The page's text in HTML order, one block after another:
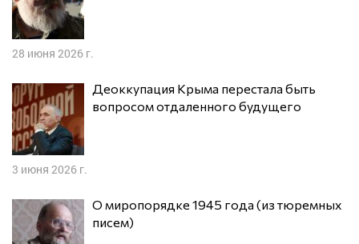
28 июня 2026 г.
Деоккупация Крыма перестала быть
вопросом отдаленного будущего
3 июня 2026 г.
О миропорядке 1945 года (из тюремных
писем)